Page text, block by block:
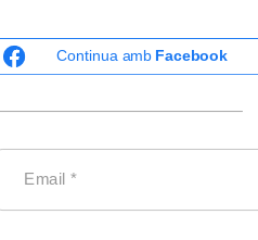
Continua amb Facebook